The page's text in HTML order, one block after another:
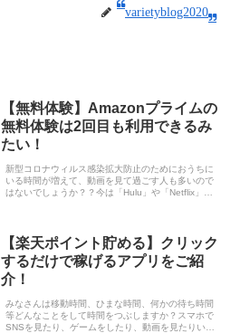
varietyblog2020
【無料体験】Amazonプライムの
無料体験は2回目も利用できるみ
たい！
新型コロナウィルス感染拡大防止のためにおうちに
いる時間が増えて、動画を見て過ごす人も多いので
はないでしょうか？？今は「Hulu」や「Netflix」を
【楽天ポイント貯める】クリック
するだけで稼げるアプリをご紹
介！
みなさんは移動時間、ひまな時間、何かの待ち時間
等どんなことをして時間をつぶしますか？スマホで
SNSを見たり、ゲームをしたり、動画を見たりいろ